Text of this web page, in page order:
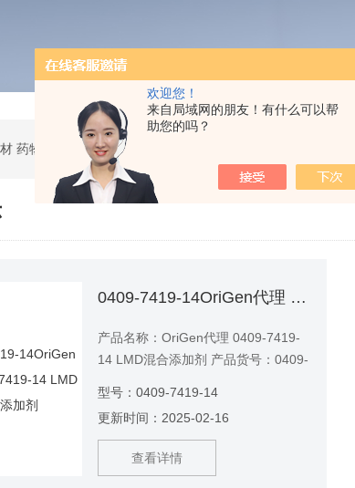
欢迎您！
来自局域网的朋友！有什么可以帮
助您的吗？
药物研发
0409-7419-14OriGen代理 0409-7419-14 LMD混合添加剂
产品名称：OriGen代理 0409-7419-
14 LMD混合添加剂 产品货号：0409-
型号：0409-7419-14
更新时间：2025-02-16
查看详情